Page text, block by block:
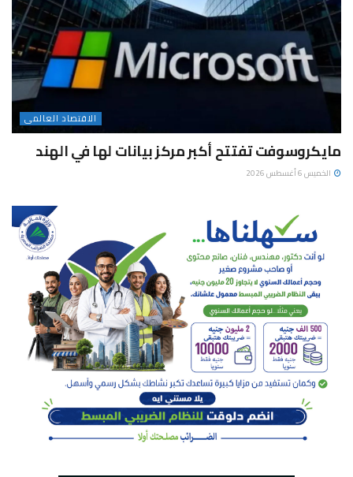
الاقتصاد العالمى
مايكروسوفت تفتتح أكبر مركز بيانات لها في الهند
الخميس 6 أغسطس 2026